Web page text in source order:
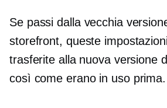
Se passi dalla vecchia
storefront, queste
trasferite alla nuova versione
così come erano in uso prima.